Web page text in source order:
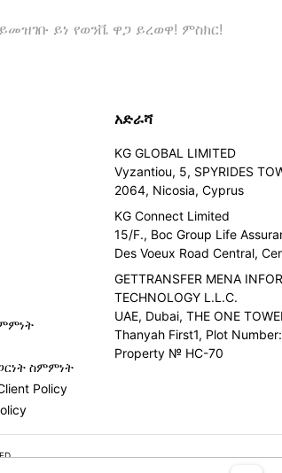
ይነ የወንቬ ዋጋ ይረወዋ! ምስክር!
ስምምነት
Policy
አድራሻ
KG GLOBAL LIMITED
Vyzantiou, 5, SPYRIDES
2064, Nicosia, Cyprus
KG Connect Limited
15/F., Boc Group Life
Des Voeux Road Central,
GETTRANSFER MENA
TECHNOLOGY L.L.C.
UAE, Dubai, THE ONE
Thanyah First1, Plot
Property № HC-70